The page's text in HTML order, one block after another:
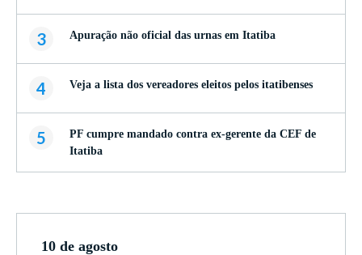
3 Apuração não oficial das urnas em Itatiba
4 Veja a lista dos vereadores eleitos pelos itatibenses
5
PF cumpre mandado contra ex-gerente da CEF de
Itatiba
10 de agosto